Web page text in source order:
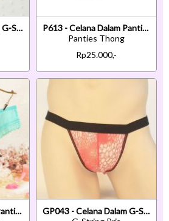
GP066 - Celana Dalam G-String Pria Putih Transparan Lubang Depan
P613 - Celana Dalam Panties Thong Merah Transparan Ikat Samping
Panties Thong
Rp25.000,-
P602 - Celana Dalam Panties Hipster Hijau Transparan Crotchless
GP043 - Celana Dalam G-String Pria Merah